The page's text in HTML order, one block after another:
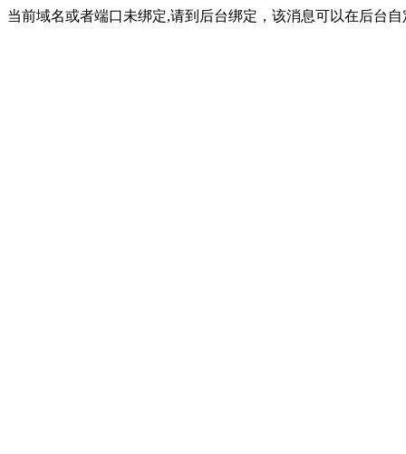
当前域名或者端口未绑定,请到后台绑定，该消息可以在后台自